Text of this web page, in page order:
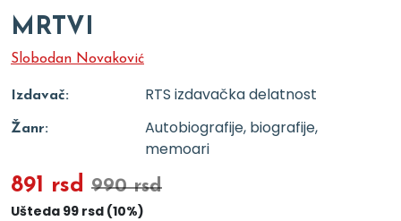
MRTVI
Slobodan Novaković
Izdavač: RTS izdavačka delatnost
Žanr:
Autobiografije, biografije,
memoari
891 rsd 990 rsd
Ušteda 99 rsd (10%)